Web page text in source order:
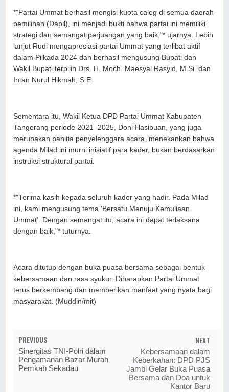
*"Partai Ummat berhasil mengisi kuota caleg di semua daerah
pemilihan (Dapil), ini menjadi bukti bahwa partai ini memiliki
strategi dan semangat perjuangan yang baik,"* ujarnya. Lebih
lanjut Rudi mengapresiasi partai Ummat yang terlibat aktif
dalam Pilkada 2024 dan berhasil mengusung Bupati dan
Wakil Bupati terpilih Drs. H. Moch. Maesyal Rasyid, M.Si. dan
Intan Nurul Hikmah, S.E.
Sementara itu, Wakil Ketua DPD Partai Ummat Kabupaten
Tangerang periode 2021–2025, Doni Hasibuan, yang juga
merupakan panitia penyelenggara acara, menekankan bahwa
agenda Milad ini murni inisiatif para kader, bukan berdasarkan
instruksi struktural partai.
*"Terima kasih kepada seluruh kader yang hadir. Pada Milad
ini, kami mengusung tema ‘Bersatu Menuju Kemuliaan
Ummat’. Dengan semangat itu, acara ini dapat terlaksana
dengan baik,"* tuturnya.
Acara ditutup dengan buka puasa bersama sebagai bentuk
kebersamaan dan rasa syukur. Diharapkan Partai Ummat
terus berkembang dan memberikan manfaat yang nyata bagi
masyarakat. (Muddin/mit)
PREVIOUS
Sinergitas TNI-Polri dalam
Pengamanan Bazar Murah
Pemkab Sekadau
NEXT
Kebersamaan dalam
Keberkahan: DPD PJS
Jambi Gelar Buka Puasa
Bersama dan Doa untuk
Kantor Baru